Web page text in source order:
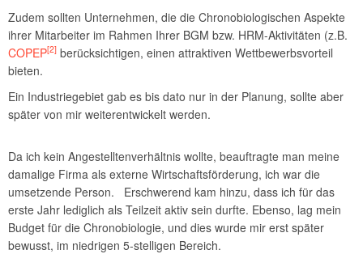
Zudem sollten Unternehmen, die die Chronobiologischen Aspekte
ihrer Mitarbeiter im Rahmen Ihrer BGM bzw. HRM-Aktivitäten (z.B.
COPEP[2] berücksichtigen, einen attraktiven Wettbewerbsvorteil
bieten.
Ein Industriegebiet gab es bis dato nur in der Planung, sollte aber
später von mir weiterentwickelt werden.
Da ich kein Angestelltenverhältnis wollte, beauftragte man meine
damalige Firma als externe Wirtschaftsförderung, ich war die
umsetzende Person. Erschwerend kam hinzu, dass ich für das
erste Jahr lediglich als Teilzeit aktiv sein durfte. Ebenso, lag mein
Budget für die Chronobiologie, und dies wurde mir erst später
bewusst, im niedrigen 5-stelligen Bereich.